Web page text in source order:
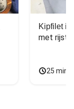
Kipfilet in
met rijst,
25